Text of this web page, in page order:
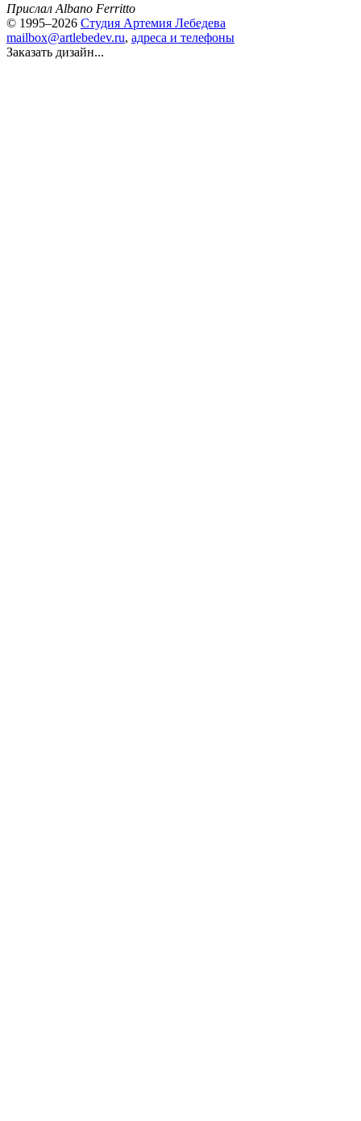
Прислал Albano Ferritto
© 1995–2026 Студия Артемия Лебедева
mailbox@artlebedev.ru, адреса и телефоны
Заказать дизайн...